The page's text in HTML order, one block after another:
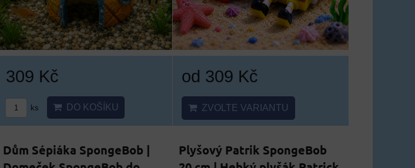
309 Kč
ks DO KOŠÍKU
od 309 Kč
ZVOLTE VARIANTU
Dům Sépiáka SpongeBob |
Plyšový Patrik SpongeBob